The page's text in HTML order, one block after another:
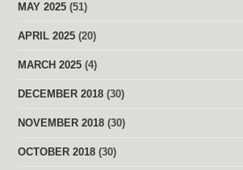
MAY 2025 (51)
APRIL 2025 (20)
MARCH 2025 (4)
DECEMBER 2018 (30)
NOVEMBER 2018 (30)
OCTOBER 2018 (30)